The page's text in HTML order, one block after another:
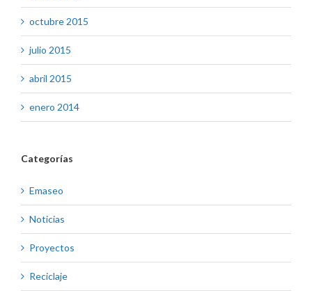
octubre 2015
julio 2015
abril 2015
enero 2014
Categorías
Emaseo
Noticias
Proyectos
Reciclaje